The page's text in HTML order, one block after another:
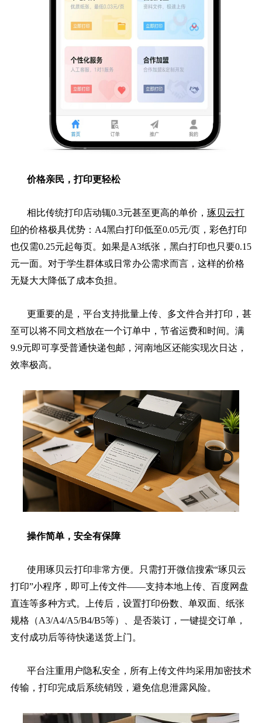
价格亲民，打印更轻松
相比传统打印店动辄0.3元甚至更高的单价， 琢贝云打
印的价格极具优势：A4黑白打印低至0.05元/页，彩色打印
也仅需0.25元起每页。如果是A3纸张，黑白打印也只要0.15
元一面。对于学生群体或日常办公需求而言，这样的价格
无疑大大降低了成本负担。
更重要的是，平台支持批量上传、多文件合并打印，甚
至可以将不同文档放在一个订单中，节省运费和时间。满
9.9元即可享受普通快递包邮，河南地区还能实现次日达，
效率极高。
操作简单，安全有保障
使用琢贝云打印非常方便。只需打开微信搜索“琢贝云
打印”小程序，即可上传文件——支持本地上传、百度网盘
直连等多种方式。上传后，设置打印份数、单双面、纸张
规格（A3/A4/A5/B4/B5等）、是否装订，一键提交订单，
支付成功后等待快递送货上门。
平台注重用户隐私安全，所有上传文件均采用加密技术
传输，打印完成后系统销毁，避免信息泄露风险。